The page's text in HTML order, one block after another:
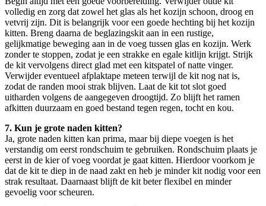
volledig en zorg dat zowel het glas als het kozijn schoon, droog en
vetvrij zijn. Dit is belangrijk voor een goede hechting bij het kozijn
kitten. Breng daarna de beglazingskit aan in een rustige,
gelijkmatige beweging aan in de voeg tussen glas en kozijn. Werk
zonder te stoppen, zodat je een strakke en egale kitlijn krijgt. Strijk
de kit vervolgens direct glad met een kitspatel of natte vinger.
Verwijder eventueel afplaktape meteen terwijl de kit nog nat is,
zodat de randen mooi strak blijven. Laat de kit tot slot goed
uitharden volgens de aangegeven droogtijd. Zo blijft het ramen
afkitten duurzaam en goed bestand tegen regen, tocht en kou.
7. Kun je grote naden kitten?
Ja, grote naden kitten kan prima, maar bij diepe voegen is het
verstandig om eerst rondschuim te gebruiken. Rondschuim plaats je
eerst in de kier of voeg voordat je gaat kitten. Hierdoor voorkom je
dat de kit te diep in de naad zakt en heb je minder kit nodig voor een
strak resultaat. Daarnaast blijft de kit beter flexibel en minder
gevoelig voor scheuren.